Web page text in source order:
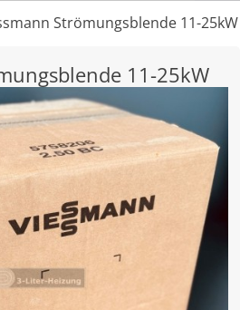
Strömungsblende 11-25kW
11-25kW